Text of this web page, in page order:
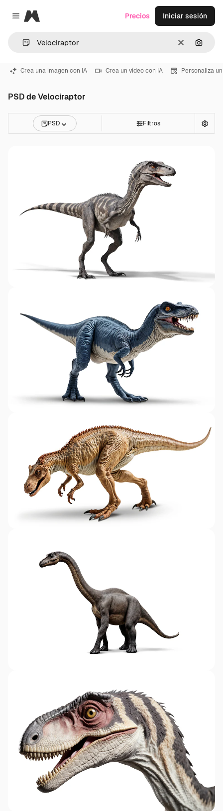
Close menu
Magnific
Borrar
Precios Iniciar sesión
Crea una imagen con IA Crea un vídeo con IA Personaliza
PSD de Velociraptor
PSD Filtros